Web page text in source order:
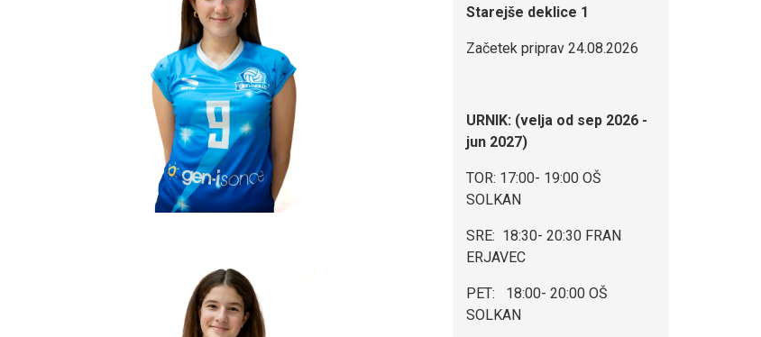
Starejše deklice 1
Začetek priprav 24.08.2026
URNIK: (velja od sep 2026 -
jun 2027)
TOR: 17:00- 19:00 OŠ
SOLKAN
SRE: 18:30- 20:30 FRAN
ERJAVEC
PET: 18:00- 20:00 OŠ
SOLKAN